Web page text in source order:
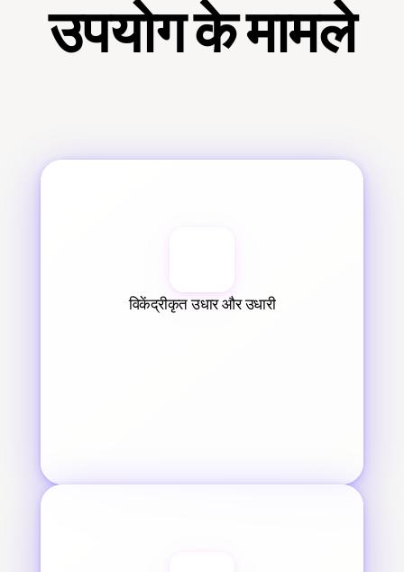
उपयोग के मामले
विकेंद्रीकृत उधार और उधारी